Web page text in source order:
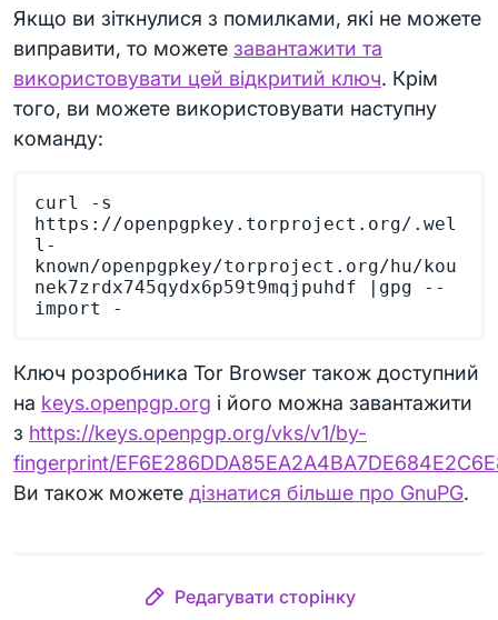
Якщо ви зіткнулися з помилками, які не можете
виправити, то можете завантажити та
використовувати цей відкритий ключ. Крім
того, ви можете використовувати наступну
команду:
curl -s
https://openpgpkey.torproject.org/.wel
l-
known/openpgpkey/torproject.org/hu/kou
nek7zrdx745qydx6p59t9mqjpuhdf |gpg --
Ключ розробника Tor Browser також доступний
на keys.openpgp.org і його можна завантажити
з https://keys.openpgp.org/vks/v1/by-
fingerprint/
Ви також можете дізнатися більше про GnuPG.
Редагувати сторінку